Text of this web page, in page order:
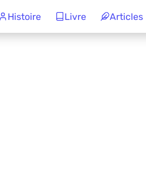
Histoire Livre Articles